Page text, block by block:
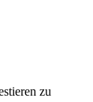
zu